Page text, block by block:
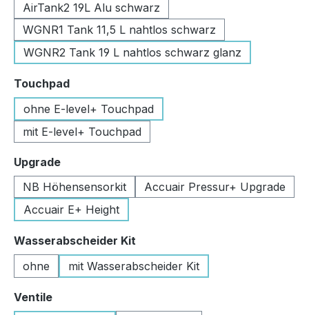
AirTank2 19L Alu schwarz
WGNR1 Tank 11,5 L nahtlos schwarz
WGNR2 Tank 19 L nahtlos schwarz glanz
Touchpadauswählen
ohne E-level+ Touchpad
mit E-level+ Touchpad
Upgradeauswählen
NB Höhensensorkit
Accuair Pressur+ Upgrade
Accuair E+ Height
Wasserabscheider Kit
ohne
mit Wasserabscheider Kit
Ventileauswählen